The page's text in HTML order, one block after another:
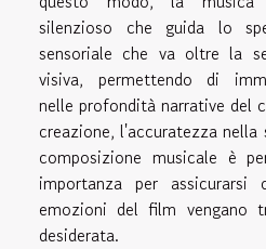
silenzioso che guida lo
sensoriale che va oltre la
visiva, permettendo di
nelle profondità narrative del
creazione, l'accuratezza
composizione musicale è
importanza per
emozioni del film vengano
desiderata.